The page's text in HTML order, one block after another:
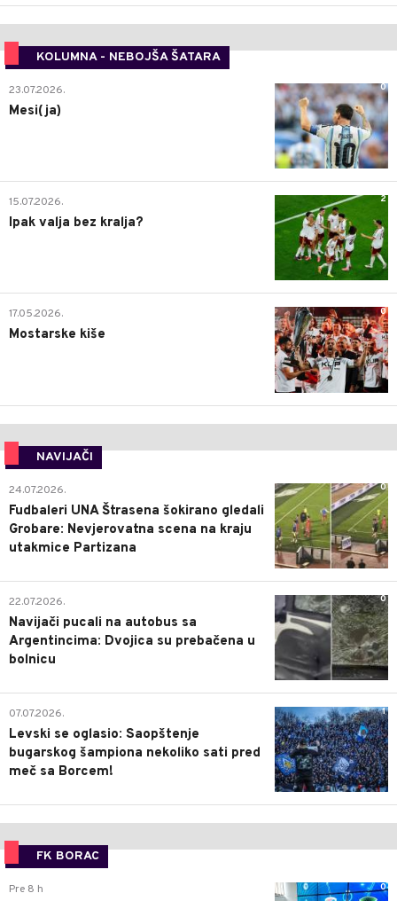
KOLUMNA - NEBOJŠA ŠATARA
0
23.07.2026.
Mesi(ja)
2
15.07.2026.
Ipak valja bez kralja?
0
17.05.2026.
Mostarske kiše
NAVIJAČI
0
24.07.2026.
Fudbaleri UNA Štrasena šokirano gledali
Grobare: Nevjerovatna scena na kraju
utakmice Partizana
0
22.07.2026.
Navijači pucali na autobus sa
Argentincima: Dvojica su prebačena u
bolnicu
1
07.07.2026.
Levski se oglasio: Saopštenje
bugarskog šampiona nekoliko sati pred
meč sa Borcem!
FK BORAC
0
Pre 8 h